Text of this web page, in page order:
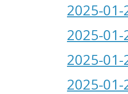
2025-
2025-
2025-
2025-